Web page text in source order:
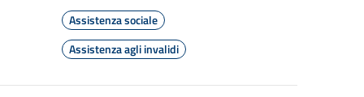
Assistenza sociale
Assistenza agli invalidi